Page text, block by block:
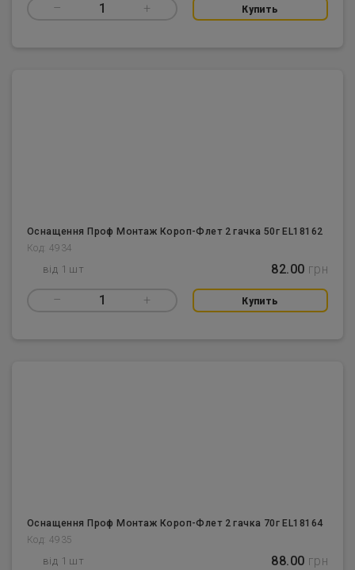
– 1 + Купить
Оснащення Проф Монтаж Короп-Флет 2 гачка 50г EL18162
Код: 4934
від 1 шт 82.00 грн
– 1 + Купить
Оснащення Проф Монтаж Короп-Флет 2 гачка 70г EL18164
Код: 4935
від 1 шт 88.00 грн